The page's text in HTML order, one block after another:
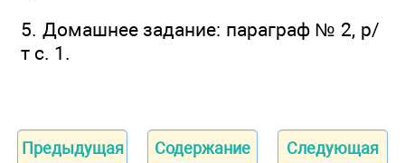
5. Домашнее задание: параграф № 2, р/
т с. 1.
Предыдущая Содержание Следующая